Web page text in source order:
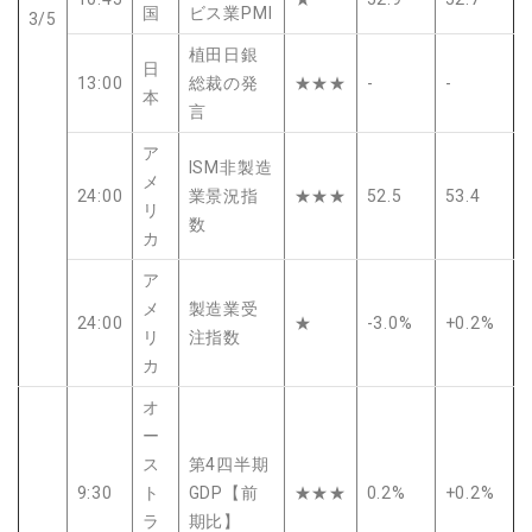
3/5 国 ビス業PMI
13:00
日
本
植田日銀
総裁の発
言
★★★ - -
24:00
ア
メ
リ
カ
ISM非製造
業景況指
数
★★★ 52.5 53.4
24:00
ア
メ
リ
カ
製造業受
注指数
★ -3.0% +0.2%
9:30
オ
ー
ス
ト
ラ
第4四半期
GDP【前
期比】
★★★ 0.2% +0.2%